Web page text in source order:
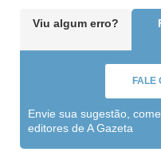
Viu algum erro?
FALE
Envie sua sugestão,
editores de A Gazeta